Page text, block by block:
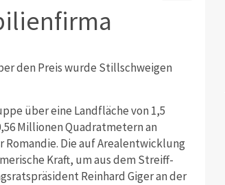
den Preis wurde Stillschweigen
über eine Landfläche von 1,5
Millionen Quadratmetern an
Die auf Arealentwicklung
Kraft, um aus dem Streiff-
Reinhard Giger an der